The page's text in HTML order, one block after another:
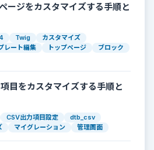
ージをカスタマイズする手順と
Twig
カスタマイズ
レート編集 トップページ
ブロック
目をカスタマイズする手順と
CSV出力項目設定
dtb_csv
マイグレーション 管理画面